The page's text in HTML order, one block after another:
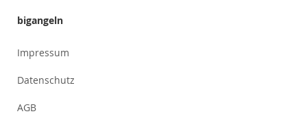
bigangeln
Impressum
Datenschutz
AGB